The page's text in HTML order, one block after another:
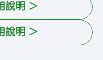
說明 ＞
說明 ＞